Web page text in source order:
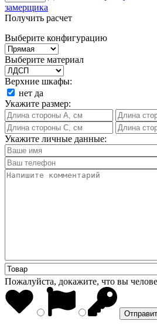
замерщика
Получить расчет
Выберите конфигурацию
Выберите материал
Верхние шкафы:
нет да
Укажите размер:
Укажите личные данные:
Пожалуйста, докажите, что вы